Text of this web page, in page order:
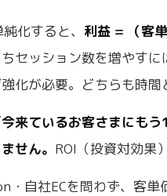
化すると、 利益 = （客
セッション数を増やす
化が必要。どちらも時間
来ているお客さまにも
せん。 ROI（投資対効果
・自社ECを問わず、客